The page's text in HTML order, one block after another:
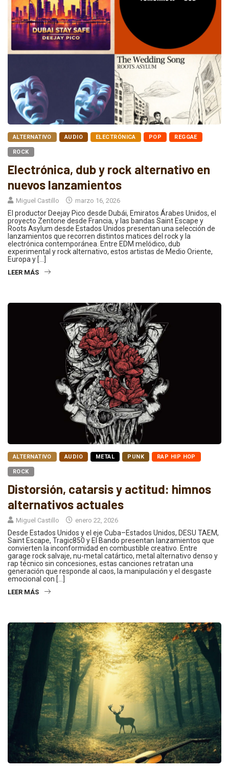
ALTERNATIVO AUDIO ELECTRÓNICA POP REGGAE
ROCK
Electrónica, dub y rock alternativo en
nuevos lanzamientos
Miguel Castillo marzo 16, 2026
El productor Deejay Pico desde Dubái, Emiratos Árabes Unidos, el
proyecto Zentone desde Francia, y las bandas Saint Escape y
Roots Asylum desde Estados Unidos presentan una selección de
lanzamientos que recorren distintos matices del rock y la
electrónica contemporánea. Entre EDM melódico, dub
experimental y rock alternativo, estos artistas de Medio Oriente,
Europa y […]
LEER MÁS
ALTERNATIVO AUDIO METAL PUNK RAP HIP HOP
ROCK
Distorsión, catarsis y actitud: himnos
alternativos actuales
Miguel Castillo enero 22, 2026
Desde Estados Unidos y el eje Cuba–Estados Unidos, DESU TAEM,
Saint Escape, Tragic850 y El Bando presentan lanzamientos que
convierten la inconformidad en combustible creativo. Entre
garage rock salvaje, nu-metal catártico, metal alternativo denso y
rap técnico sin concesiones, estas canciones retratan una
generación que responde al caos, la manipulación y el desgaste
emocional con […]
LEER MÁS